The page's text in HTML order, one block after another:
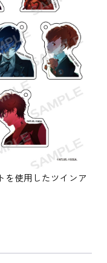
を使用したツインア